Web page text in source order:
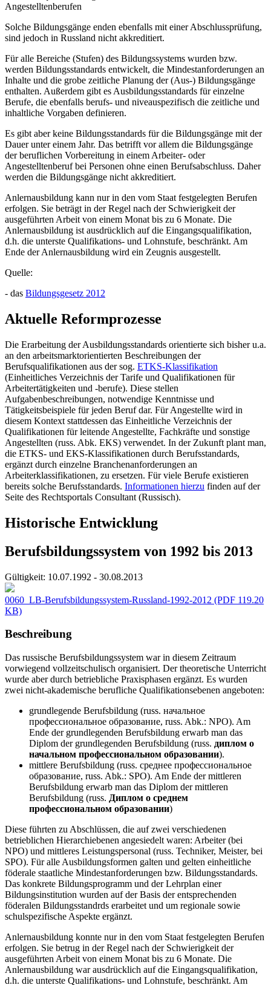
Angestelltenberufen
Solche Bildungsgänge enden ebenfalls mit einer Abschlussprüfung,
sind jedoch in Russland nicht akkreditiert.
Für alle Bereiche (Stufen) des Bildungssystems wurden bzw.
werden Bildungsstandards entwickelt, die Mindestanforderungen an
Inhalte und die grobe zeitliche Planung der (Aus-) Bildungsgänge
enthalten. Außerdem gibt es Ausbildungsstandards für einzelne
Berufe, die ebenfalls berufs- und niveauspezifisch die zeitliche und
inhaltliche Vorgaben definieren.
Es gibt aber keine Bildungsstandards für die Bildungsgänge mit der
Dauer unter einem Jahr. Das betrifft vor allem die Bildungsgänge
der beruflichen Vorbereitung in einem Arbeiter- oder
Angestelltenberuf bei Personen ohne einen Berufsabschluss. Daher
werden die Bildungsgänge nicht akkreditiert.
Anlernausbildung kann nur in den vom Staat festgelegten Berufen
erfolgen. Sie beträgt in der Regel nach der Schwierigkeit der
ausgeführten Arbeit von einem Monat bis zu 6 Monate. Die
Anlernausbildung ist ausdrücklich auf die Eingangsqualifikation,
d.h. die unterste Qualifikations- und Lohnstufe, beschränkt. Am
Ende der Anlernausbildung wird ein Zeugnis ausgestellt.
Quelle:
- das Bildungsgesetz 2012
Aktuelle Reformprozesse
Die Erarbeitung der Ausbildungsstandards orientierte sich bisher u.a.
an den arbeitsmarktorientierten Beschreibungen der
Berufsqualifikationen aus der sog. ETKS-Klassifikation
(Einheitliches Verzeichnis der Tarife und Qualifikationen für
Arbeitertätigkeiten und -berufe). Diese stellen
Aufgabenbeschreibungen, notwendige Kenntnisse und
Tätigkeitsbeispiele für jeden Beruf dar. Für Angestellte wird in
diesem Kontext stattdessen das Einheitliche Verzeichnis der
Qualifikationen für leitende Angestellte, Fachkräfte und sonstige
Angestellten (russ. Abk. EKS) verwendet. In der Zukunft plant man,
die ETKS- und EKS-Klassifikationen durch Berufsstandards,
ergänzt durch einzelne Branchenanforderungen an
Arbeiterklassifikationen, zu ersetzen. Für viele Berufe existieren
bereits solche Berufsstandards. Informationen hierzu finden auf der
Seite des Rechtsportals Consultant (Russisch).
Historische Entwicklung
Berufsbildungssystem von 1992 bis 2013
Gültigkeit: 10.07.1992 - 30.08.2013
0060_LB-Berufsbildungssystem-Russland-1992-2012 (PDF 119.20
KB)
Beschreibung
Das russische Berufsbildungssystem war in diesem Zeitraum
vorwiegend vollzeitschulisch organisiert. Der theoretische Unterricht
wurde aber durch betriebliche Praxisphasen ergänzt. Es wurden
zwei nicht-akademische berufliche Qualifikationsebenen angeboten:
grundlegende Berufsbildung (russ. начальное
профессиональное образование, russ. Abk.: NPO). Am
Ende der grundlegenden Berufsbildung erwarb man das
Diplom der grundlegenden Berufsbildung (russ. диплом о
начальном профессиональном образовании).
mittlere Berufsbildung (russ. среднее профессиональное
образование, russ. Abk.: SPO). Am Ende der mittleren
Berufsbildung erwarb man das Diplom der mittleren
Berufsbildung (russ. Диплом о среднем
профессиональном образовании)
Diese führten zu Abschlüssen, die auf zwei verschiedenen
betrieblichen Hierarchiebenen angesiedelt waren: Arbeiter (bei
NPO) und mittleres Leistungspersonal (russ. Techniker, Meister, bei
SPO). Für alle Ausbildungsformen galten und gelten einheitliche
föderale staatliche Mindestanforderungen bzw. Bildungsstandards.
Das konkrete Bildungsprogramm und der Lehrplan einer
Bildungsinstitution wurden auf der Basis der entsprechenden
föderalen Bildungsstandrds erarbeitet und um regionale sowie
schulspezifische Aspekte ergänzt.
Anlernausbildung konnte nur in den vom Staat festgelegten Berufen
erfolgen. Sie betrug in der Regel nach der Schwierigkeit der
ausgeführten Arbeit von einem Monat bis zu 6 Monate. Die
Anlernausbildung war ausdrücklich auf die Eingangsqualifikation,
d.h. die unterste Qualifikations- und Lohnstufe, beschränkt. Am